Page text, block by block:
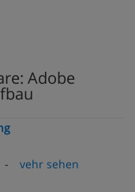
Adobe
-
vehr sehen